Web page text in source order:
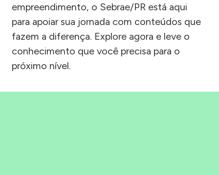
empreendimento, o Sebrae/PR está aqui
para apoiar sua jornada com conteúdos que
fazem a diferença. Explore agora e leve o
conhecimento que você precisa para o
próximo nível.